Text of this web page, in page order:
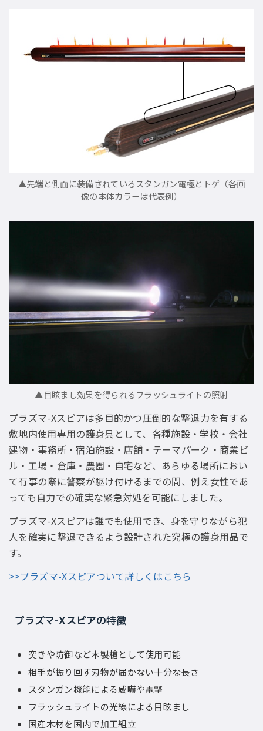
▲先端と側面に装備されているスタンガン電極とトゲ（各画
像の本体カラーは代表例）
▲目眩まし効果を得られるフラッシュライトの照射
プラズマ-Xスピアは多目的かつ圧倒的な撃退力を有する
敷地内使用専用の護身具として、各種施設・学校・会社
建物・事務所・宿泊施設・店舗・テーマパーク・商業ビ
ル・工場・倉庫・農園・自宅など、あらゆる場所におい
て有事の際に警察が駆け付けるまでの間、例え女性であ
っても自力での確実な緊急対処を可能にしました。
プラズマ-Xスピアは誰でも使用でき、身を守りながら犯
人を確実に撃退できるよう設計された究極の護身用品で
す。
>>プラズマ-Xスピアついて詳しくはこちら
プラズマ-Xスピアの特徴
突きや防御など木製槍として使用可能
相手が振り回す刃物が届かない十分な長さ
スタンガン機能による威嚇や電撃
フラッシュライトの光線による目眩まし
国産木材を国内で加工組立